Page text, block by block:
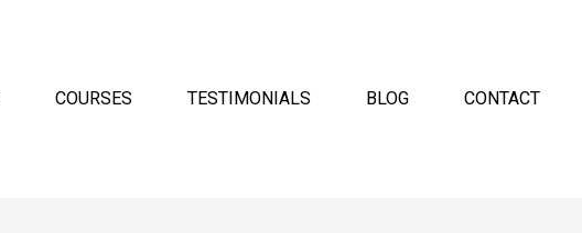
COURSES TESTIMONIALS BLOG CONTACT